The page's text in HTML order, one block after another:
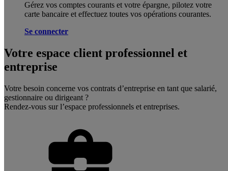
Gérez vos comptes courants et votre épargne, pilotez votre
carte bancaire et effectuez toutes vos opérations courantes.
Se connecter
Votre espace client professionnel et
entreprise
Votre besoin concerne vos contrats d’entreprise en tant que salarié,
gestionnaire ou dirigeant ?
Rendez-vous sur l’espace professionnels et entreprises.